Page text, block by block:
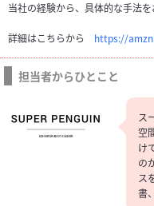
当社の経験から、具体的な手法を
詳細はこちらから https://
担当者からひとこと
ス
空
け
の
ス
書